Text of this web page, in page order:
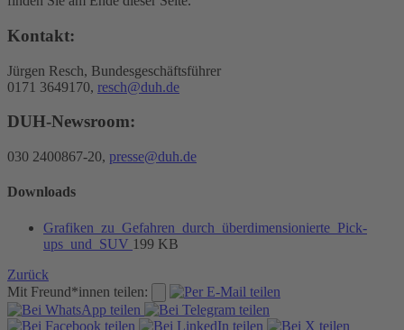
Kontakt:
Jürgen Resch, Bundesgeschäftsführer
0171 3649170, resch@duh.de
DUH-Newsroom:
030 2400867-20, presse@duh.de
Downloads
Grafiken_zu_Gefahren_durch_überdimensionierte_Pick-
ups_und_SUV 199 KB
Zurück
Mit Freund*innen teilen: